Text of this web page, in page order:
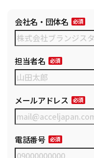
会社名・団体名
担当者名
メールアドレス
電話番号